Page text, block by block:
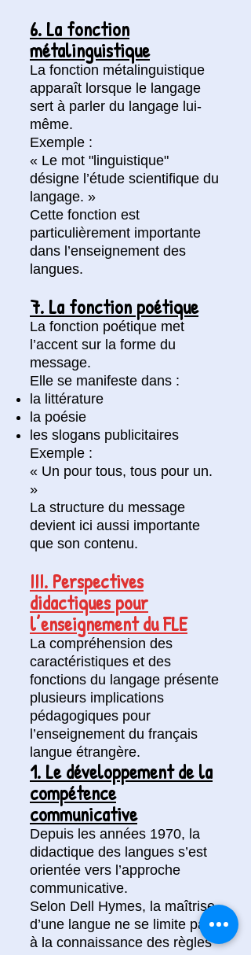
6. La fonction
métalinguistique
La fonction métalinguistique
apparaît lorsque le langage
sert à parler du langage lui-
même.
Exemple :
« Le mot "linguistique"
désigne l’étude scientifique du
langage. »
Cette fonction est
particulièrement importante
dans l’enseignement des
langues.
7. La fonction poétique
La fonction poétique met
l’accent sur la forme du
message.
Elle se manifeste dans :
la littérature
la poésie
les slogans publicitaires
Exemple :
« Un pour tous, tous pour un.
»
La structure du message
devient ici aussi importante
que son contenu.
III. Perspectives
didactiques pour
l’enseignement du FLE
La compréhension des
caractéristiques et des
fonctions du langage présente
plusieurs implications
pédagogiques pour
l’enseignement du français
langue étrangère.
1. Le développement de la
compétence
communicative
Depuis les années 1970, la
didactique des langues s’est
orientée vers l’approche
communicative.
Selon Dell Hymes, la maîtrise
d’une langue ne se limite pas
à la connaissance des règles